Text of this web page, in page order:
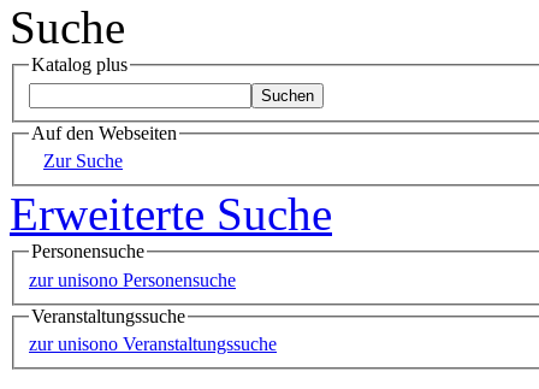
Suche
Katalog plus
Auf den Webseiten
Zur Suche
Erweiterte Suche
Personensuche
zur unisono Personensuche
Veranstaltungssuche
zur unisono Veranstaltungssuche